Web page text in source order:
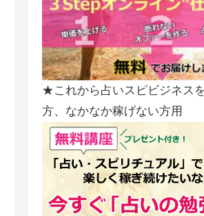
★これから占いスピビジネス
方、なかなか稼げない方用